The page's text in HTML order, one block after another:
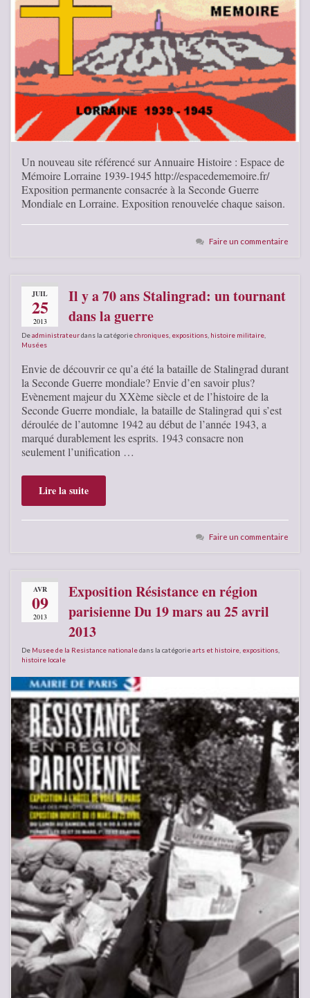
Un nouveau site référencé sur Annuaire Histoire : Espace de
Mémoire Lorraine 1939-1945 http://espacedememoire.fr/
Exposition permanente consacrée à la Seconde Guerre
Mondiale en Lorraine. Exposition renouvelée chaque saison.
Faire un commentaire
JUIL
25
2013
Il y a 70 ans Stalingrad: un tournant
dans la guerre
Deadministrateurdans la catégoriechroniques expositions histoire militaire
Musées
Envie de découvrir ce qu’a été la bataille de Stalingrad durant
la Seconde Guerre mondiale? Envie d’en savoir plus?
Evènement majeur du XXème siècle et de l’histoire de la
Seconde Guerre mondiale, la bataille de Stalingrad qui s’est
déroulée de l’automne 1942 au début de l’année 1943, a
marqué durablement les esprits. 1943 consacre non
seulement l’unification …
Lire la suite
Faire un commentaire
AVR
09
2013
Exposition Résistance en région
parisienne Du 19 mars au 25 avril
2013
De Musee de la Resistance nationaledans la catégoriearts et histoire expositions
histoire locale